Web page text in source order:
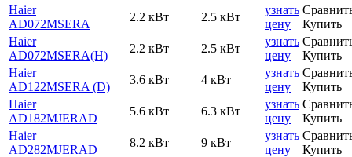
Haier
AD072MSERA
2.2 кВт 2.5 кВт
узнать
цену
Купить
Haier
AD072MSERA(H)
2.2 кВт 2.5 кВт
узнать
цену
Купить
Haier
AD122MSERA (D)
3.6 кВт 4 кВт
узнать
цену
Купить
Haier
AD182MJERAD
5.6 кВт 6.3 кВт
узнать
цену
Купить
Haier
AD282MJERAD
8.2 кВт 9 кВт
узнать
цену
Купить